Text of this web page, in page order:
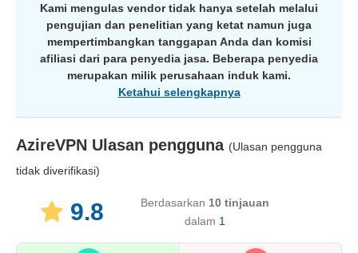
Kami mengulas vendor tidak hanya setelah melalui
pengujian dan penelitian yang ketat namun juga
mempertimbangkan tanggapan Anda dan komisi
afiliasi dari para penyedia jasa. Beberapa penyedia
merupakan milik perusahaan induk kami.
Ketahui selengkapnya
AzireVPN Ulasan pengguna (Ulasan pengguna
tidak diverifikasi)
9.8 Berdasarkan 10tinjauan
dalam 1